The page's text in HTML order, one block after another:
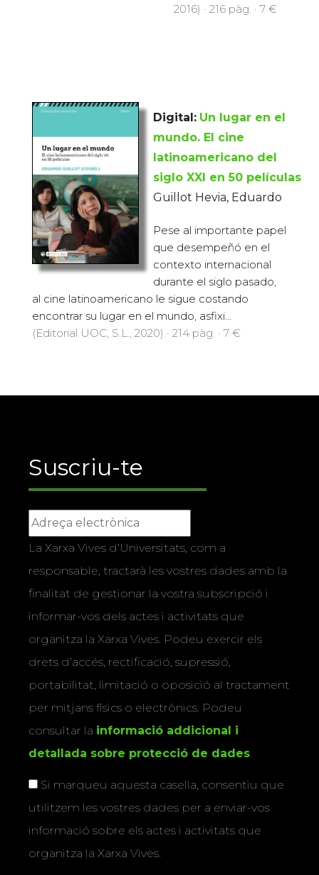
2016) · 216 pàg. · 7 €
Digital: Un lugar en el
mundo. El cine
latinoamericano del
siglo XXI en 50 películas
Guillot Hevia, Eduardo
Pese al importante papel
que desempeñó en el
contexto internacional
durante el siglo pasado,
al cine latinoamericano le sigue costando
encontrar su lugar en el mundo, asfixi...
(Editorial UOC, S.L., 2020) · 214 pàg. · 7 €
Suscriu-te
La Xarxa Vives d’Universitats, com a
responsable, tractarà les vostres dades amb la
finalitat de gestionar la vostra subscripció i
informar-vos dels actes i activitats que
organitza la Xarxa Vives. Podeu exercir els
drets d’accés, rectificació, supressió,
portabilitat, limitació o oposició al tractament
per mitjans físics o electrònics. Podeu
consultar la informació addicional i
detallada sobre protecció de dades.
Si marqueu aquesta casella, consentiu que
utilitzem les vostres dades per a enviar-vos
informació sobre els actes i activitats que
organitza la Xarxa Vives.